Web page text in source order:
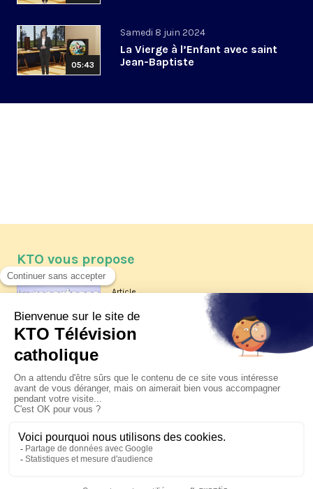
05:43
Samedi 8 juin 2024
La Vierge à l’Enfant avec saint
Jean-Baptiste
KTO vous propose
Article
Les reportages d'été 2026 de KTO
La visite pastorale du pape Léon
XIV à Assise à suivre sur KTO le
jeudi 6 août
Le pape en Uruguay, Argentine et
Pérou du 6 au 17 novembre 2026